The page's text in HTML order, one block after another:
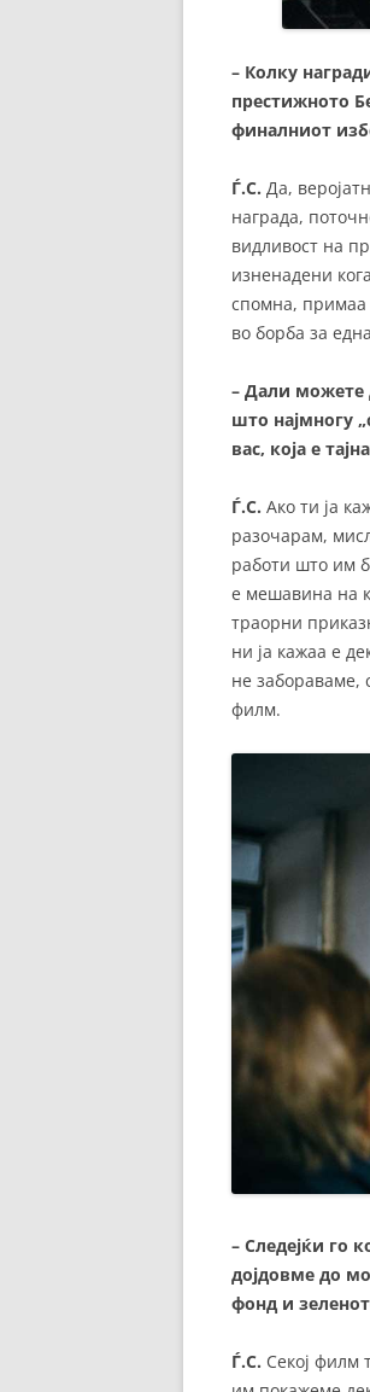
– Колку
престижното
финалниот
Ѓ.С. Да,
награда,
видливост на
изненадени
спомна, примаа
во борба за
– Дали можете
што најмногу
вас, која е
Ѓ.С. Ако ти ја
разочарам,
работи што им
е мешавина на
траорни
ни ја кажаа е
не забораваме,
филм.
– Следејќи го
дојдовме до
фонд и
Ѓ.С. Секој филм